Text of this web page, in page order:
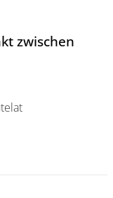
zwischen
Universitäten und